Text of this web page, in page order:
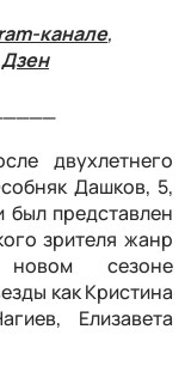
канале,
двухлетнего
Дашков, 5,
представлен
зрителя жанр
сезоне
как Кристина
Елизавета